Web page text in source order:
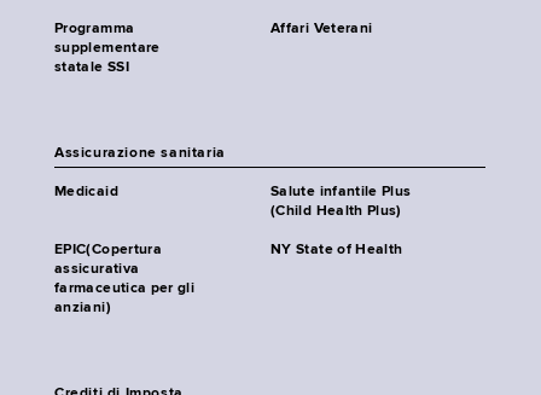
Programma
supplementare
statale SSI
Affari Veterani
Assicurazione sanitaria
Medicaid
Salute infantile Plus
(Child Health Plus)
EPIC(Copertura
assicurativa
farmaceutica per gli
anziani)
NY State of Health